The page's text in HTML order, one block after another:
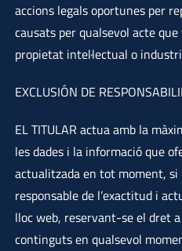
accions legals oportunes per
causats per qualsevol acte
propietat intel·lectual o
EXCLUSIÓN DE
EL TITULAR actua amb la
les dades i la informació que
actualitzada en tot moment,
responsable de l’exactitud i
lloc web, reservant-se el dret
continguts en qualsevol